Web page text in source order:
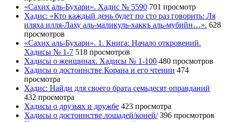
«Сахих аль-Бухари». Хадис № 5590 701 просмотр
Хадис: «Кто каждый день будет по сто раз говорить: Ля
иляха илля-Лаху аль-маликуль-хаккъ аль-мубийн…». 628
просмотров
«Сахих аль-Бухари». 1. Книга: Начало откровений.
Хадисы № 1-7 518 просмотров
Хадисы о женщинах. Хадисы № 1-100 480 просмотров
Хадисы о достоинстве Корана и его чтении 474
просмотра
Хадис: Найди для своего брата семьдесят оправданий
432 просмотра
Хадисы о друзьях и дружбе 423 просмотра
Хадисы о достоинстве лошадей/коней/ 396 просмотров